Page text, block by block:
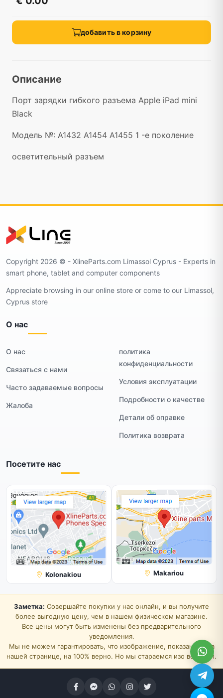
добавить в корзину
Описание
Порт зарядки гибкого разъема Apple iPad mini
Black
Модель №: A1432 A1454 A1455 1 -е поколение
осветительный разъем
Copyright 2026 ©️ - XlineParts.com Limassol Cyprus - Experts in
smart phone, tablet and computer components
Appreciate browsing in our online store or come to our Limassol,
Cyprus store
О нас
О нас
Связаться с нами
Часто задаваемые вопросы
Жалоба
политика
конфиденциальности
Условия эксплуатации
Подробности о качестве
Детали об оправке
Политика возврата
Посетите нас
Kolonakiou Makariou
Заметка: Совершайте покупки у нас онлайн, и вы получите
более выгодную цену, чем в нашем физическом магазине.
Все цены могут быть изменены без предварительного
уведомления.
Мы не можем гарантировать, что изображение, показанное на
нашей странице, на 100% верно. Но мы стараемся изо всех сил.